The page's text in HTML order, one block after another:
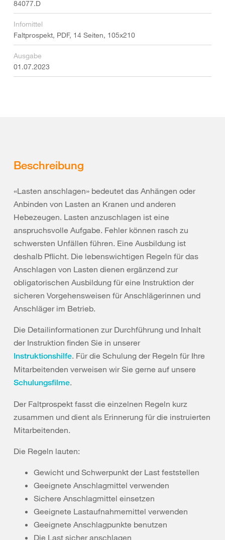
84077.D
Infomittel
Faltprospekt, PDF, 14 Seiten, 105x210
Ausgabe
01.07.2023
Beschreibung
«Lasten anschlagen» bedeutet das Anhängen oder
Anbinden von Lasten an Kranen und anderen
Hebezeugen. Lasten anzuschlagen ist eine
anspruchsvolle Aufgabe. Fehler können rasch zu
schwersten Unfällen führen. Eine Ausbildung ist
deshalb Pflicht. Die lebenswichtigen Regeln für das
Anschlagen von Lasten dienen ergänzend zur
obligatorischen Ausbildung für eine Instruktion der
sicheren Vorgehensweisen für Anschlägerinnen und
Anschläger im Betrieb.
Die Detailinformationen zur Durchführung und Inhalt
der Instruktion finden Sie in unserer
Instruktionshilfe. Für die Schulung der Regeln für Ihre
Mitarbeitenden verweisen wir Sie gerne auf unsere
Schulungsfilme.
Der Faltprospekt fasst die einzelnen Regeln kurz
zusammen und dient als Erinnerung für die instruierten
Mitarbeitenden.
Die Regeln lauten:
Gewicht und Schwerpunkt der Last feststellen
Geeignete Anschlagmittel verwenden
Sichere Anschlagmittel einsetzen
Geeignete Lastaufnahmemittel verwenden
Geeignete Anschlagpunkte benutzen
Die Last sicher anschlagen